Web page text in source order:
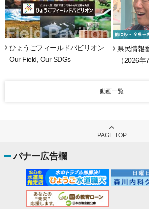
ひょうごフィールドパビリオン
Our Field, Our SDGs
県民情報
（2026年
動画一覧
PAGE TOP
バナー広告欄